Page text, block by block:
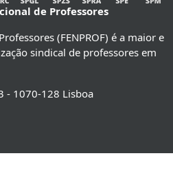
de Professores
(FENPROF) é a maior e
sindical de professores em
- 1070-128 Lisboa